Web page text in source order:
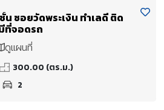
ซอยวัดพระเงิน ทำเลดี ติด
ที่จอดรถ
ดูแผนที่
300.00 (ตร.ม.)
2